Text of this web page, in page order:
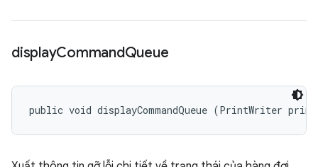
displayCommandQueue
public void displayCommandQueue (PrintWriter